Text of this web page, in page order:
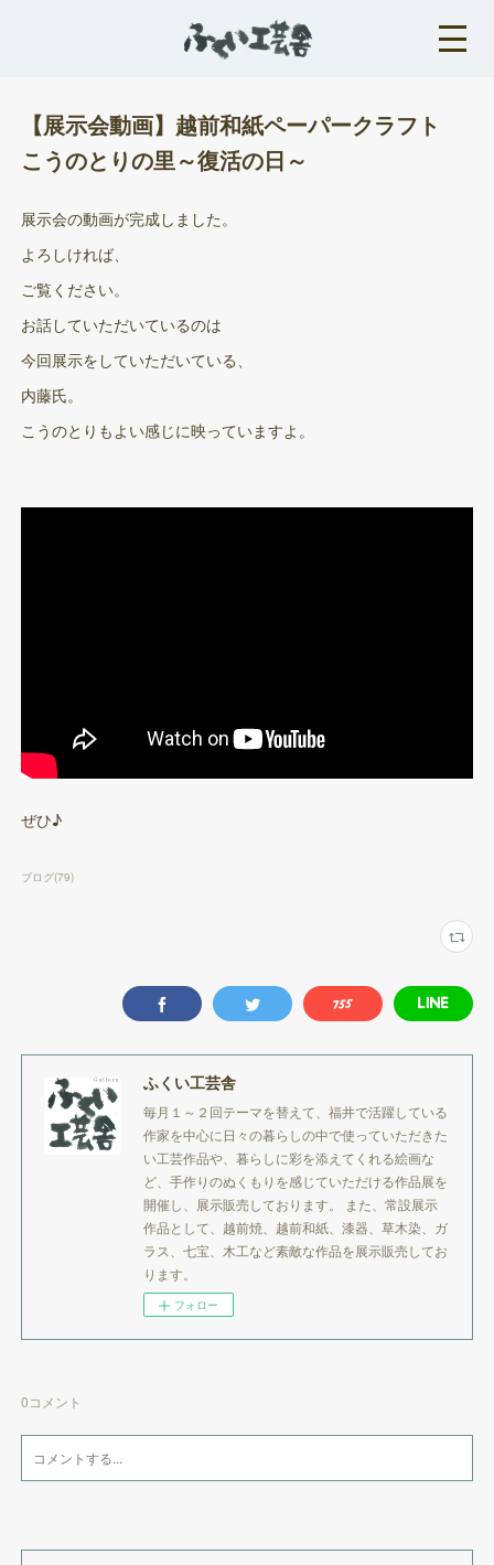
【展示会動画】越前和紙ペーパークラフト
こうのとりの里～復活の日～
展示会の動画が完成しました。
よろしければ、
ご覧ください。
お話していただいているのは
今回展示をしていただいている、
内藤氏。
こうのとりもよい感じに映っていますよ。
ぜひ♪
ブログ(79)
ふくい工芸舎
毎月１～２回テーマを替えて、福井で活躍している
作家を中心に日々の暮らしの中で使っていただきた
い工芸作品や、暮らしに彩を添えてくれる絵画な
ど、手作りのぬくもりを感じていただける作品展を
開催し、展示販売しております。 また、常設展示
作品として、越前焼、越前和紙、漆器、草木染、ガ
ラス、七宝、木工など素敵な作品を展示販売してお
ります。
フォロー
0コメント